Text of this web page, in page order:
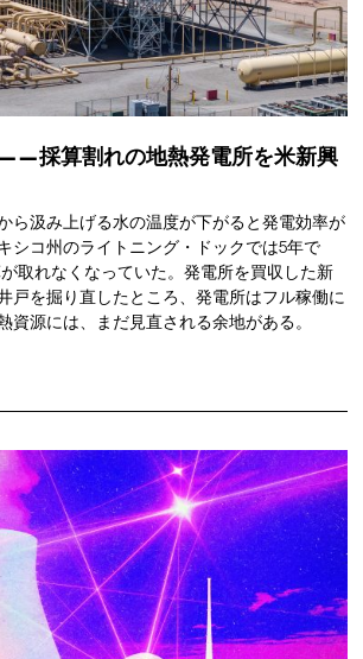
採算割れの地熱発電所を米新興
ら汲み上げる水の温度が下がると発電効率が
シコ州のライトニング・ドックでは5年で
取れなくなっていた。発電所を買収した新
戸を掘り直したところ、発電所はフル稼働に
資源には、まだ見直される余地がある。